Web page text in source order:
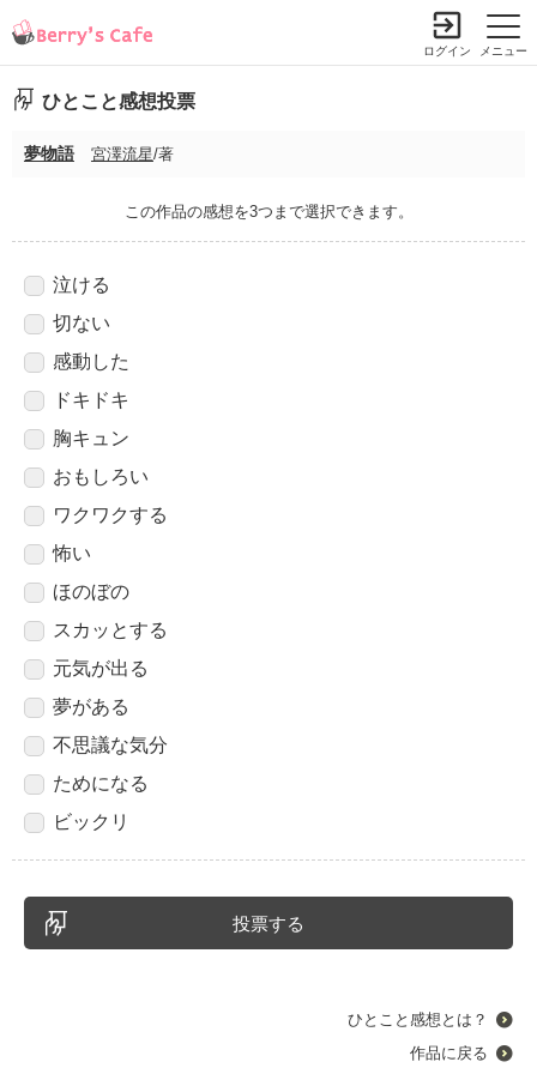
メニュー
ログイン
ひとこと感想投票
夢物語 宮澤流星/著
この作品の感想を3つまで選択できます。
泣ける
切ない
感動した
ドキドキ
胸キュン
おもしろい
ワクワクする
怖い
ほのぼの
スカッとする
元気が出る
夢がある
不思議な気分
ためになる
ビックリ
ひとこと感想とは？
作品に戻る